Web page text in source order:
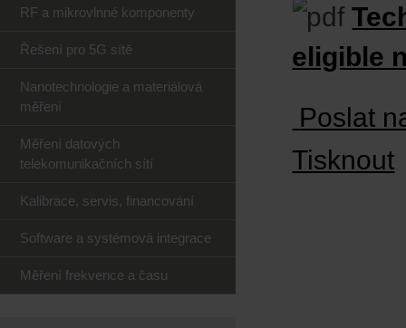
eligible
Poslat
Tisknout
RF a mikrovlnné komponenty
Řešení pro 5G sítě
Nanotechnologie a materiálová
měření
Měření datových
telekomunikačních sítí
Kalibrace, servis, financování
Software a systémová integrace
Měření frekvence a času